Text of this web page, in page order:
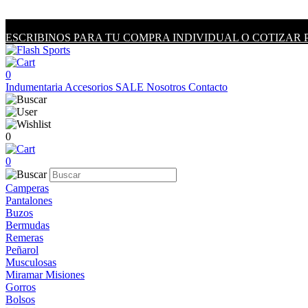
ESCRIBINOS PARA TU COMPRA INDIVIDUAL O COTIZAR
0
Indumentaria Accesorios SALE Nosotros Contacto
0
0
Camperas
Pantalones
Buzos
Bermudas
Remeras
Peñarol
Musculosas
Miramar Misiones
Gorros
Bolsos